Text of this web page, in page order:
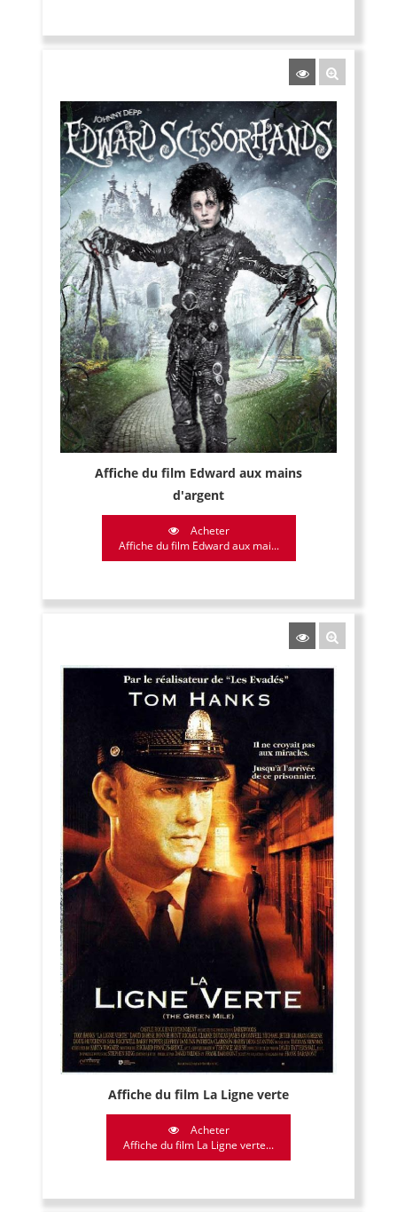
Affiche du film Edward aux mains
d'argent
Acheter
Affiche du film Edward aux mai...
Affiche du film La Ligne verte
Acheter
Affiche du film La Ligne verte...